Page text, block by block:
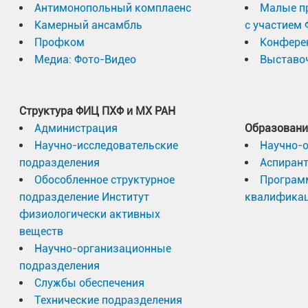
Hydrogen Energy и Старшим издателем Elsevier
Министра науки и технологий ЮАР «Лучший
М.В. Лотоцкий интенсивно сотрудничает с
разработок руководимой им группы. Он также
проект БРИКС «Металлогидридные материалы
выполнявшийся под его руководством в 2018-
С основными результатами научных работ
Lototskyy
Антимонопольный комплаенс
Камерный ансамбль
Профком
Медиа: Фото-Видео
Структура ФИЦ ПХФ и МХ РАН
Администрация
Научно-исследовательские
подразделения
Обособленное структурное
подразделение Институт
физиологически активных
веществ
Научно-организационные
подразделения
Службы обеспечения
Технические подразделения
Малые
с
Научно-